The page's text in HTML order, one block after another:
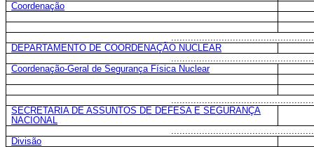
Coordenação
DEPARTAMENTO DE COORDENAÇÃO NUCLEAR
Coordenação-Geral de Segurança Física Nuclear
SECRETARIA DE ASSUNTOS DE DEFESA E SEGURANÇA
NACIONAL
Divisão